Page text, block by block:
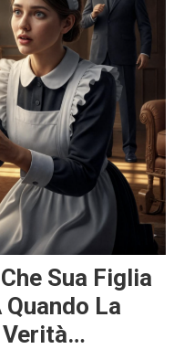
Sua Figlia
La
Verità…